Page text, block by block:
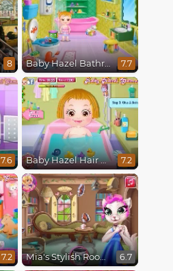
8 Baby Hazel Bathroom Hygiene 7.7
7.6 Baby Hazel Hair Care 7.2
7.2 Mia's Stylish Room 6.7